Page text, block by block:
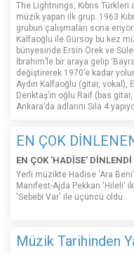
The Lightnings, Kıbrıs Türkleri
müzik yapan ilk grup. 1963
grubun çalışmaları sona
Kalfaoğlu ile Gürsoy bu kez
bünyesinde Ersin Örek ve
İbrahim’le bir araya gelip
değiştirerek 1970’e kadar
Aydın Kalfaoğlu (gitar, vokal),
Denktaş’ın oğlu Raif (bas
Ankara’da adlarını Sıla 4
EN ÇOK
EN ÇOK 'HADİSE' DİNLENDİ
Yerli müzikte Hadise 'Ara
Manifest-Ajda Pekkan 'Hileli'
'Sebebi Var' ile üçüncü oldu.
Müzik Tarihinden